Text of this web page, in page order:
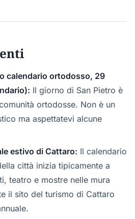
calendario ortodosso, 29
Il giorno di San Pietro è
ortodosse. Non è un
ma aspettatevi alcune
estivo di Cattaro: Il calendario
città inizia tipicamente a
teatro e mostre nelle mura
il sito del turismo di Cattaro